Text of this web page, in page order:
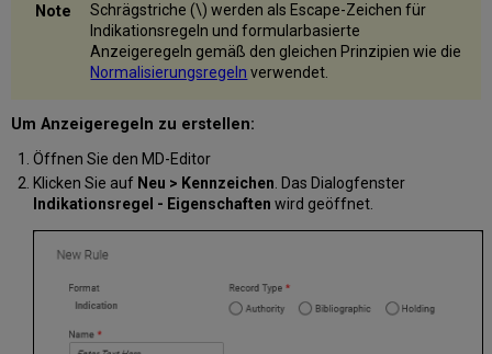
Schrägstriche (\) werden als Escape-Zeichen für
Indikationsregeln und formularbasierte
Anzeigeregeln gemäß den gleichen Prinzipien wie die
Normalisierungsregeln verwendet.
Um Anzeigeregeln zu erstellen:
Öffnen Sie den MD-Editor
Klicken Sie auf Neu > Kennzeichen. Das Dialogfenster
Indikationsregel - Eigenschaften wird geöffnet.